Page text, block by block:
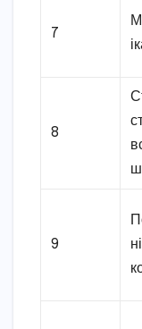
7
8
9